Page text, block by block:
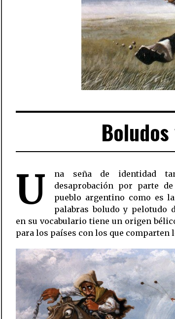
U
na seña de identidad
desaprobación por parte
pueblo argentino como es
palabras boludo y
en su vocabulario tiene un origen
para los países con los que comparten